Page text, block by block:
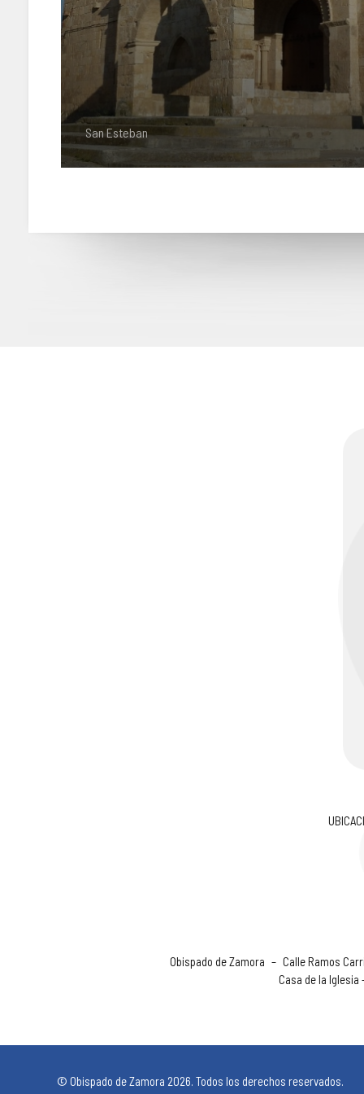
San Esteban
Obispado de Zamora – Calle Ramos
Casa de la Iglesia
© Obispado de Zamora 2026. Todos los derechos reservados.